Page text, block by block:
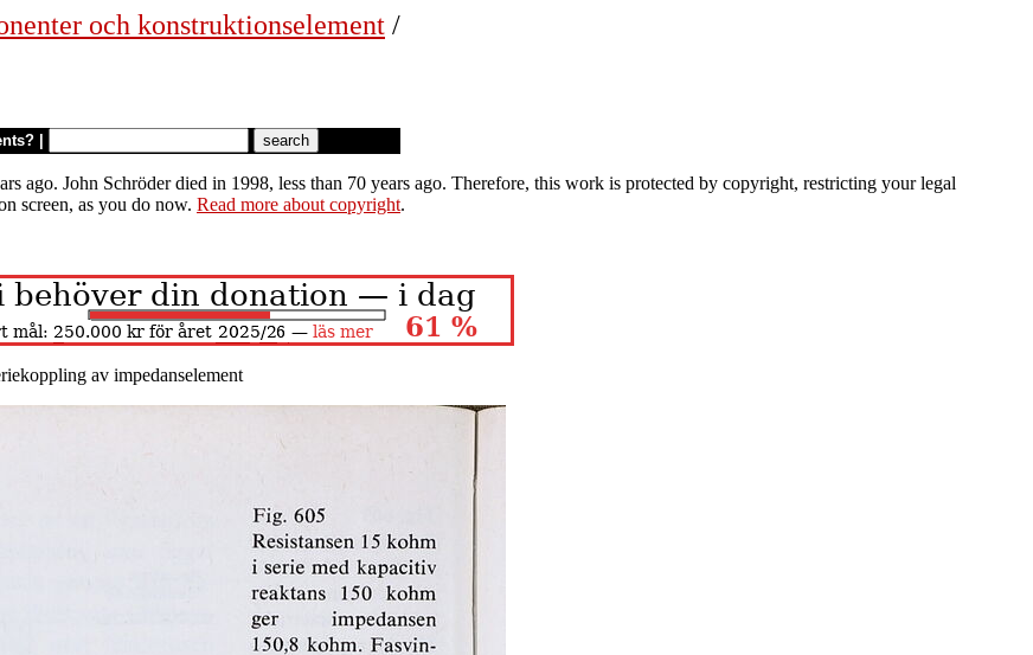
och konstruktionselement /
ago. John Schröder died in 1998, less than 70 years ago. Therefore, this work is protected by copyright, restricting your legal
screen, as you do now. Read more about copyright.
av impedanselement